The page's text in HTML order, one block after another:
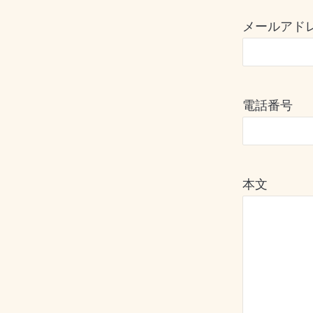
メールアド
電話番号
本文